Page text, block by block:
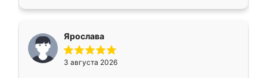
Ярослава
3 августа 2026